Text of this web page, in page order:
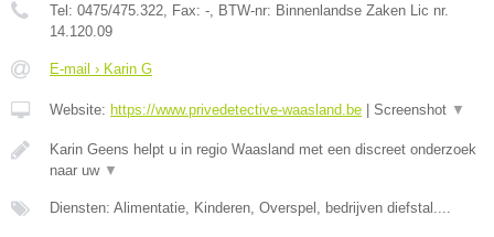
Tel: 0475/475.322 , Fax: - , BTW-nr: Binnenlandse Zaken Lic nr.
14.120.09
E-mail › Karin G
Website: https://www.privedetective-waasland.be | Screenshot ▼
Karin Geens helpt u in regio Waasland met een discreet onderzoek
naar uw ▼
Diensten: Alimentatie, Kinderen, Overspel, bedrijven diefstal....